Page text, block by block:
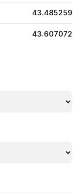
43.485259
43.607072